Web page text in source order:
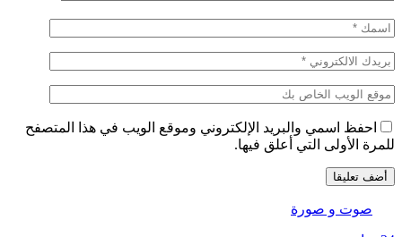
احفظ اسمي والبريد الإلكتروني وموقع الويب في هذا المتصفح
للمرة الأولى التي أعلق فيها.
صوت و صورة